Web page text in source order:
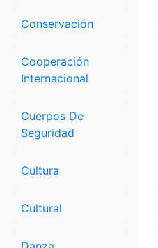
Conservación
Cooperación
Internacional
Cuerpos De
Seguridad
Cultura
Cultural